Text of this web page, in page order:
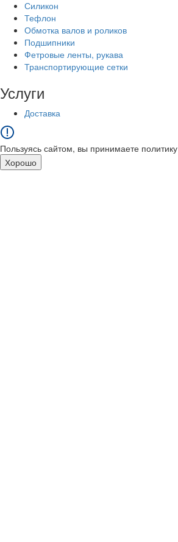
Силикон
Тефлон
Обмотка валов и роликов
Подшипники
Фетровые ленты, рукава
Транспортирующие сетки
Услуги
Доставка
Пользуясь сайтом, вы принимаете политику
Хорошо